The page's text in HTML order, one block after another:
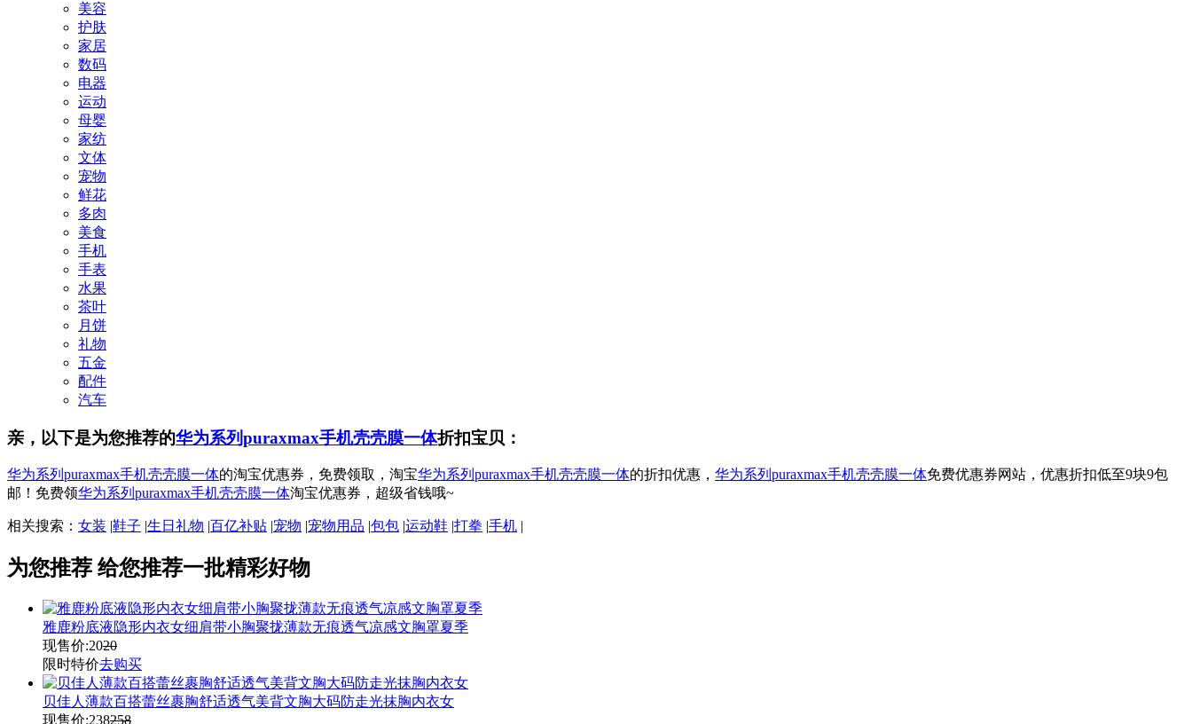
美容
护肤
家居
数码
电器
运动
母婴
家纺
文体
宠物
鲜花
多肉
美食
手机
手表
水果
茶叶
月饼
礼物
五金
配件
汽车
亲，以下是为您推荐的华为系列puraxmax手机壳壳膜一体折扣宝贝：
华为系列puraxmax手机壳壳膜一体的淘宝优惠券，免费领取，淘宝华为系列puraxmax手机壳壳膜一体的折扣优惠， 华为系列puraxmax手机壳壳膜一体免费优惠券网站，优惠折扣低至9块9包
邮！免费领华为系列puraxmax手机壳壳膜一体淘宝优惠券，超级省钱哦~
相关搜索： 女装 |鞋子 |生日礼物 |百亿补贴 |宠物 |宠物用品 |包包 |运动鞋 |打拳 |手机 |
为您推荐 给您推荐一批精彩好物
雅鹿粉底液隐形内衣女细肩带小胸聚拢薄款无痕透气凉感文胸罩夏季
现售价:2020
限时特价去购买
贝佳人薄款百搭蕾丝裹胸舒适透气美背文胸大码防走光抹胸内衣女
现售价:238258